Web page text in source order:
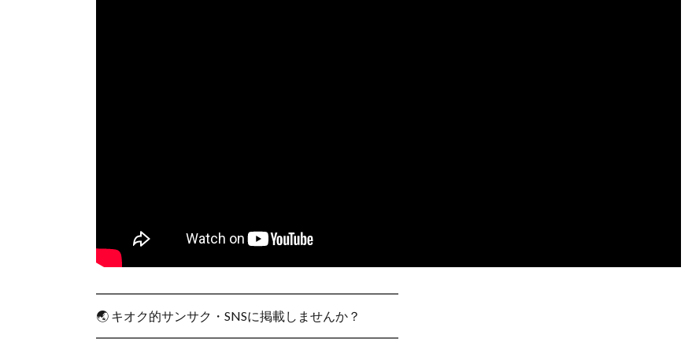
━━━━━━━━━━━━━━━━━━━━━━━━
🌏 キオク的サンサク・SNSに掲載しませんか？
━━━━━━━━━━━━━━━━━━━━━━━━